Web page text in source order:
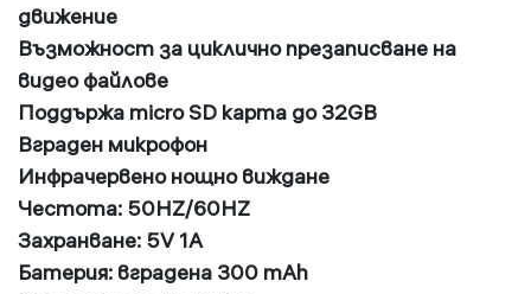
движение
Възможност за циклично презаписване на
видео файлове
Поддържа micro SD карта до 32GB
Вграден микрофон
Инфрачервено нощно виждане
Честота: 50HZ/60HZ
Захранване: 5V 1A
Батерия: вградена 300 mAh